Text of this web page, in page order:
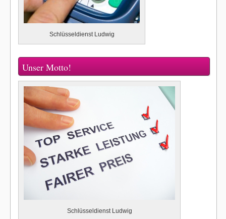
Schlüsseldienst Ludwig
Unser Motto!
Schlüsseldienst Ludwig